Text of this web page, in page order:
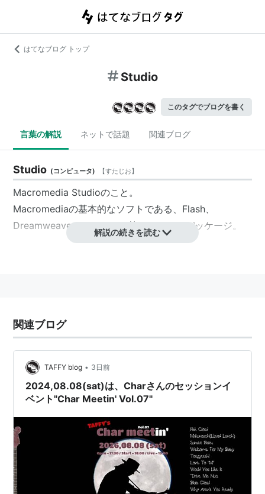
はてなブログ トップ
Studio
このタグでブログを書く
言葉の解説 ネットで話題 関連ブログ
Studio (コンピュータ) 【すたじお】
Macromedia Studioのこと。
Macromediaの基本的なソフトである、Flash、
Dreamweaver、Fireworks等をまとめたパッケージ。
解説の続きを読む
関連ブログ
TAFFY blog • 3日前
2024,08.08(sat)は、Charさんのセッションイ
ベント"Char Meetin' Vol.07"